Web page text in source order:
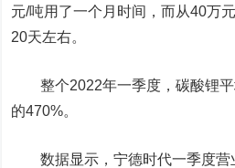
元/吨用了一个月时间，而从40万
20天左右。
整个2022年一季度，碳酸锂平
的470%。
数据显示，宁德时代一季度营